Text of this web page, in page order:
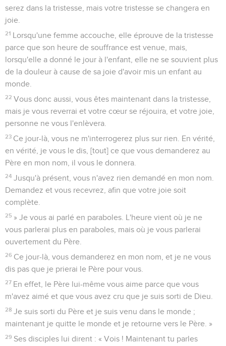
serez dans la tristesse, mais votre tristesse se changera en
joie.
21 Lorsqu'une femme accouche, elle éprouve de la tristesse
parce que son heure de souffrance est venue, mais,
lorsqu'elle a donné le jour à l'enfant, elle ne se souvient plus
de la douleur à cause de sa joie d'avoir mis un enfant au
monde.
22 Vous donc aussi, vous êtes maintenant dans la tristesse,
mais je vous reverrai et votre cœur se réjouira, et votre joie,
personne ne vous l'enlèvera.
23 Ce jour-là, vous ne m'interrogerez plus sur rien. En vérité,
en vérité, je vous le dis, [tout] ce que vous demanderez au
Père en mon nom, il vous le donnera.
24 Jusqu'à présent, vous n'avez rien demandé en mon nom.
Demandez et vous recevrez, afin que votre joie soit
complète.
25 » Je vous ai parlé en paraboles. L'heure vient où je ne
vous parlerai plus en paraboles, mais où je vous parlerai
ouvertement du Père.
26 Ce jour-là, vous demanderez en mon nom, et je ne vous
dis pas que je prierai le Père pour vous.
27 En effet, le Père lui-même vous aime parce que vous
m'avez aimé et que vous avez cru que je suis sorti de Dieu.
28 Je suis sorti du Père et je suis venu dans le monde ;
maintenant je quitte le monde et je retourne vers le Père. »
29 Ses disciples lui dirent : « Vois ! Maintenant tu parles